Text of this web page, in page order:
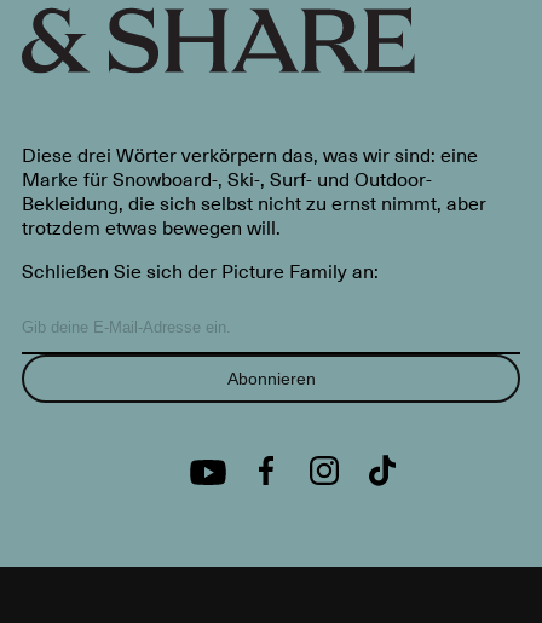
Diese drei Wörter verkörpern das, was wir sind: eine
Marke für Snowboard-, Ski-, Surf- und Outdoor-
Bekleidung, die sich selbst nicht zu ernst nimmt, aber
trotzdem etwas bewegen will.
Schließen Sie sich der Picture Family an:
Abonnieren